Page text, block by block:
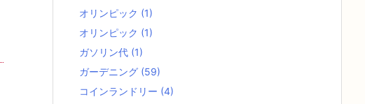
オリンピック (1)
オリンピック (1)
ガソリン代 (1)
ガーデニング (59)
コインランドリー (4)